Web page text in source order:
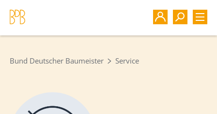
Bund Deutscher Baumeister Service